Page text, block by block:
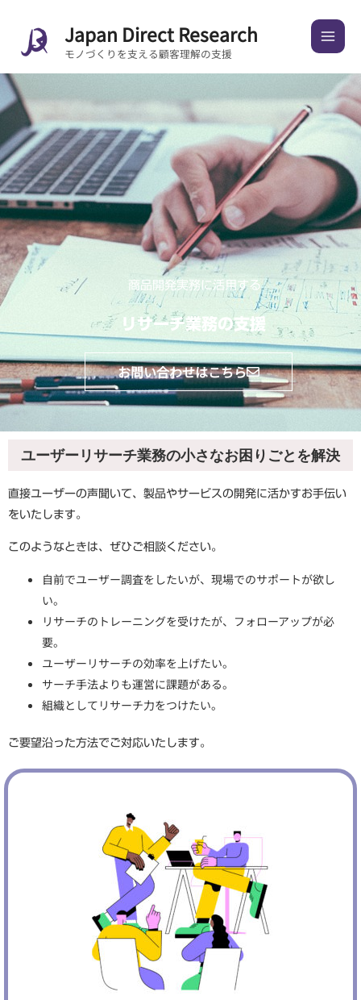
ス
キ
ッ
プ
Japan Direct Research
モノづくりを支える顧客理解の支援
商品開発実務に活用する
リサーチ業務の支援
お問い合わせはこちら
ユーザーリサーチ業務の小さなお困りごとを解決
直接ユーザーの声聞いて、製品やサービスの開発に活かすお手伝い
をいたします。
このようなときは、ぜひご相談ください。
自前でユーザー調査をしたいが、現場でのサポートが欲し
い。
リサーチのトレーニングを受けたが、フォローアップが必
要。
ユーザーリサーチの効率を上げたい。
サーチ手法よりも運営に課題がある。
組織としてリサーチ力をつけたい。
ご要望沿った方法でご対応いたします。